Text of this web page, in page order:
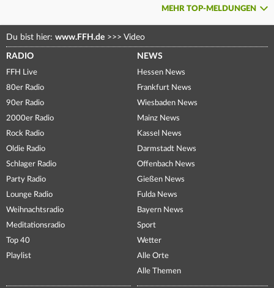
MEHR TOP-MELDUNGEN
Du bist hier: www.FFH.de >>> Video
RADIO
FFH Live
80er Radio
90er Radio
2000er Radio
Rock Radio
Oldie Radio
Schlager Radio
Party Radio
Lounge Radio
Weihnachtsradio
Meditationsradio
Top 40
Playlist
NEWS
Hessen News
Frankfurt News
Wiesbaden News
Mainz News
Kassel News
Darmstadt News
Offenbach News
Gießen News
Fulda News
Bayern News
Sport
Wetter
Alle Orte
Alle Themen